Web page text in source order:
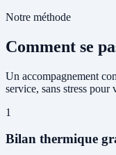
Notre méthode
Comment se
Un accompagnement
service, sans stress pour
1
Bilan thermique